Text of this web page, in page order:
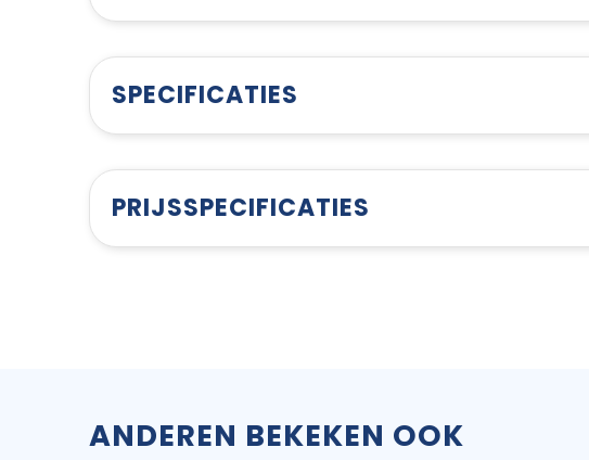
SPECIFICATIES
PRIJSSPECIFICATIES
ANDEREN BEKEKEN OOK